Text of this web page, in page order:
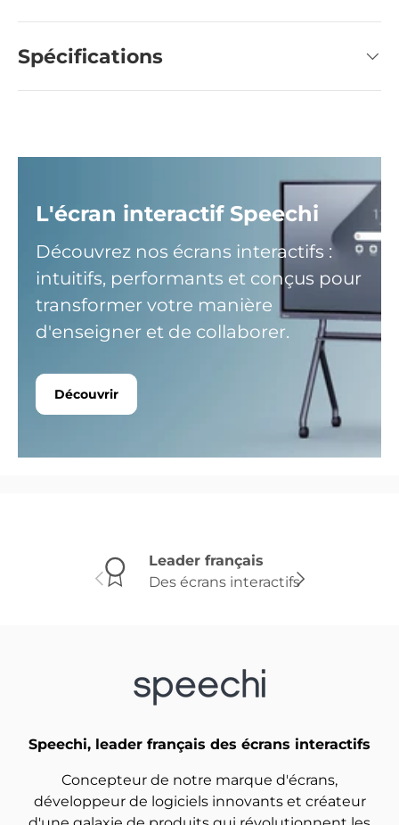
Spécifications
L'écran interactif Speechi
Découvrez nos écrans interactifs :
intuitifs, performants et conçus pour
transformer votre manière
d'enseigner et de collaborer.
Découvrir
Précédent Suivant
Leader français
Des écrans interactifs
Speechi, leader français des écrans interactifs
Concepteur de notre marque d'écrans,
développeur de logiciels innovants et créateur